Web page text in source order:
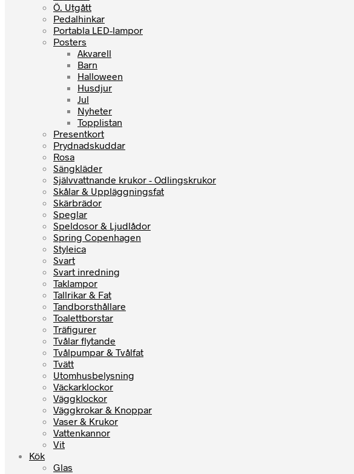
Ö. Utgått
Pedalhinkar
Portabla LED-lampor
Posters
Akvarell
Barn
Halloween
Husdjur
Jul
Nyheter
Topplistan
Presentkort
Prydnadskuddar
Rosa
Sängkläder
Självvattnande krukor - Odlingskrukor
Skålar & Uppläggningsfat
Skärbrädor
Speglar
Speldosor & Ljudlådor
Spring Copenhagen
Styleica
Svart
Svart inredning
Taklampor
Tallrikar & Fat
Tandborsthållare
Toalettborstar
Träfigurer
Tvålar flytande
Tvålpumpar & Tvålfat
Tvätt
Utomhusbelysning
Väckarklockor
Väggklockor
Väggkrokar & Knoppar
Vaser & Krukor
Vattenkannor
Vit
Kök
Glas